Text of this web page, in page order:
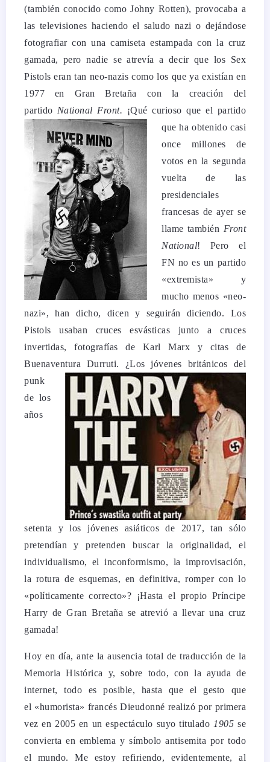
(también conocido como Johny Rotten), provocaba a
las televisiones haciendo el saludo nazi o dejándose
fotografiar con una camiseta estampada con la cruz
gamada, pero nadie se atrevía a decir que los Sex
Pistols eran tan neo-nazis como los que ya existían en
1977 en Gran Bretaña con la creación del
partido National Front. ¡Qué curioso que el partido
que ha obtenido casi
once millones de
votos en la segunda
vuelta de las
presidenciales
francesas de ayer se
llame también Front
National! Pero el
FN no es un partido
«extremista» y
mucho menos «neo-
nazi», han dicho, dicen y seguirán diciendo. Los
Pistols usaban cruces esvásticas junto a cruces
invertidas, fotografías de Karl Marx y citas de
Buenaventura Durruti. ¿Los jóvenes británicos del
punk
de los
años
setenta y los jóvenes asiáticos de 2017, tan sólo
pretendían y pretenden buscar la originalidad, el
individualismo, el inconformismo, la improvisación,
la rotura de esquemas, en definitiva, romper con lo
«políticamente correcto»? ¡Hasta el propio Príncipe
Harry de Gran Bretaña se atrevió a llevar una cruz
gamada!
Hoy en día, ante la ausencia total de traducción de la
Memoria Histórica y, sobre todo, con la ayuda de
internet, todo es posible, hasta que el gesto que
el «humorista» francés Dieudonné realizó por primera
vez en 2005 en un espectáculo suyo titulado 1905se
convierta en emblema y símbolo antisemita por todo
el mundo. Me estoy refiriendo, evidentemente, al